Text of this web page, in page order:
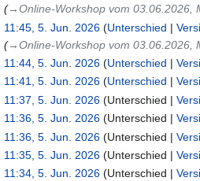
→‎Online-Workshop vom 03.06.2026,
11:45, 5. Jun. 2026
Unterschied
→‎Online-Workshop vom 03.06.2026,
11:44, 5. Jun. 2026
Unterschied
11:41, 5. Jun. 2026
Unterschied
11:37, 5. Jun. 2026
Unterschied
11:36, 5. Jun. 2026
Unterschied
11:36, 5. Jun. 2026
Unterschied
11:35, 5. Jun. 2026
Unterschied
11:34, 5. Jun. 2026
Unterschied